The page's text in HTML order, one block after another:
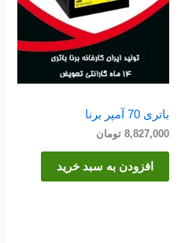
باتری 70 آمپر برنا
8,827,000 تومان
افزودن به سبد خرید